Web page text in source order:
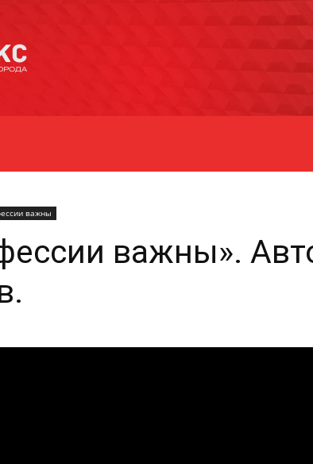
важны
важны».